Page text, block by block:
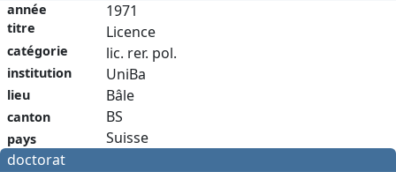
année
titre
catégorie
institution
lieu
canton
pays
1971
Licence
lic. rer. pol.
UniBa
Bâle
BS
Suisse
doctorat